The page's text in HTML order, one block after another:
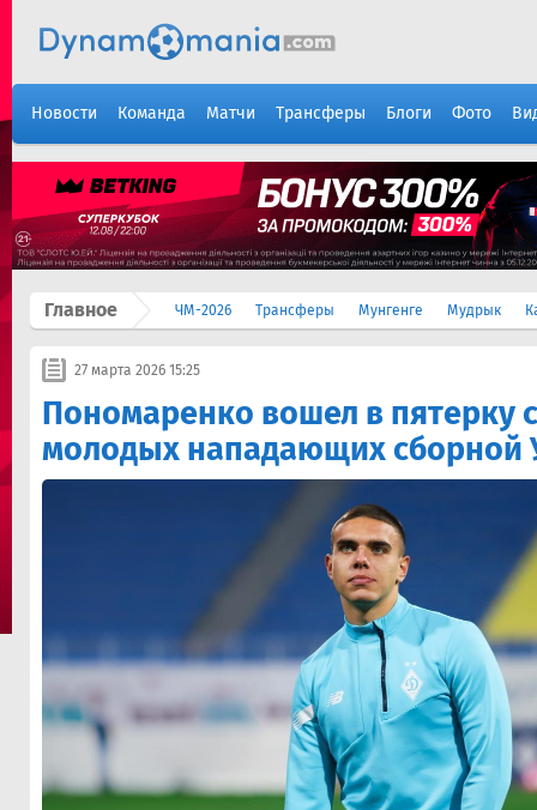
Новости Команда Матчи Трансферы Блоги Фото
Главное ЧМ-2026 Трансферы Мунгенге Мудрык
27 марта 2026 15:25
Пономаренко вошел в пятерку
молодых нападающих сборной